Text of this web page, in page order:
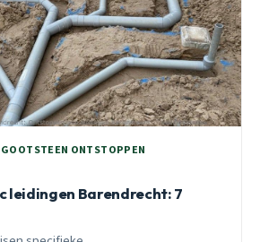
GOOTSTEEN ONTSTOPPEN
leidingen Barendrecht: 7